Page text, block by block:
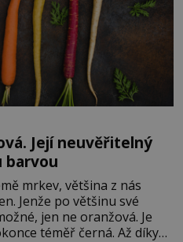
Její neuvěřitelný
barvou
mrkev, většina z nás
Jenže po většinu své
jen ne oranžová. Je
téměř černá. Až díky